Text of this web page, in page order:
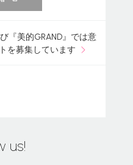
『美的GRAND』では意
を募集しています
us!